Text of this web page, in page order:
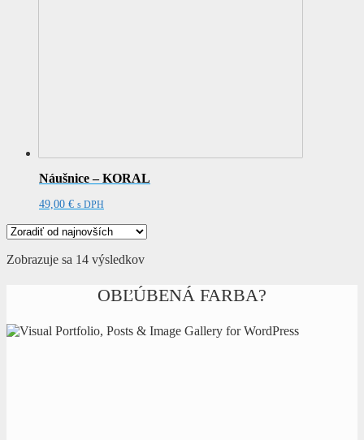
Náušnice – KORAL
49,00 € s DPH
Zobrazuje sa 14 výsledkovZoradené
najnovších
OBĽÚBENÁ FARBA?